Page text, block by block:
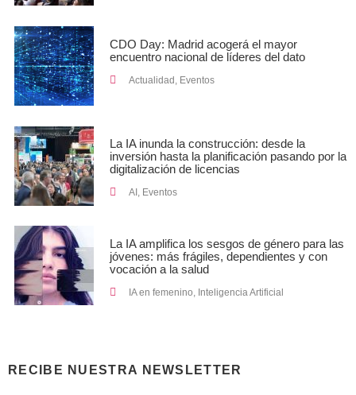
CDO Day: Madrid acogerá el mayor
encuentro nacional de líderes del dato
Actualidad, Eventos
La IA inunda la construcción: desde la
inversión hasta la planificación pasando por la
digitalización de licencias
AI , Eventos
La IA amplifica los sesgos de género para las
jóvenes: más frágiles, dependientes y con
vocación a la salud
IA en femenino, Inteligencia Artificial
RECIBE NUESTRA NEWSLETTER